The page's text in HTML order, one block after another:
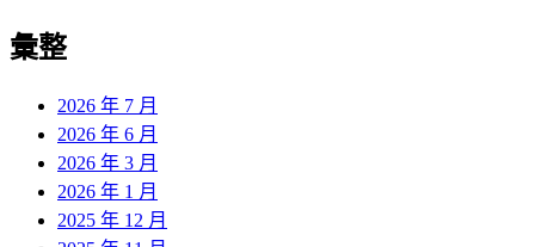
彙整
2026 年 7 月
2026 年 6 月
2026 年 3 月
2026 年 1 月
2025 年 12 月